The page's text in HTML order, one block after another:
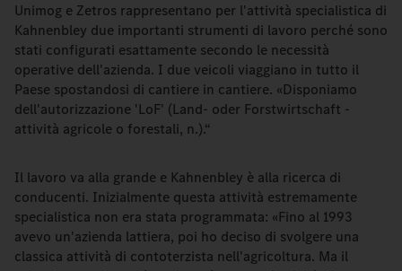
Unimog e Zetros rappresentano per l'attività specialistica di
Kahnenbley due importanti strumenti di lavoro perché sono
stati configurati esattamente secondo le necessità
operative dell'azienda. I due veicoli viaggiano in tutto il
Paese spostandosi di cantiere in cantiere. «Disponiamo
dell'autorizzazione 'LoF' (Land- oder Forstwirtschaft -
attività agricole o forestali, n.).“
Il lavoro va alla grande e Kahnenbley è alla ricerca di
conducenti. Inizialmente questa attività estremamente
specialistica non era stata programmata: «Fino al 1993
avevo un'azienda lattiera, poi ho deciso di svolgere una
classica attività di contoterzista nell'agricoltura. Ma il